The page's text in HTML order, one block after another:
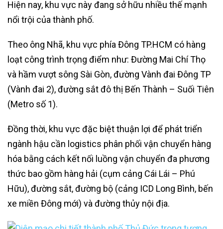
Hiện nay, khu vực này đang sở hữu nhiều thế mạnh
nổi trội của thành phố.
Theo ông Nhã, khu vực phía Đông TP.HCM có hàng
loạt công trình trọng điểm như: Đường Mai Chí Thọ
và hầm vượt sông Sài Gòn, đường Vành đai Đông TP
(Vành đai 2), đường sắt đô thị Bến Thành – Suối Tiên
(Metro số 1).
Đồng thời, khu vực đặc biệt thuận lợi để phát triển
ngành hậu cần logistics phân phối vận chuyển hàng
hóa bằng cách kết nối luồng vận chuyển đa phương
thức bao gồm hàng hải (cụm cảng Cái Lái – Phú
Hữu), đường sắt, đường bộ (cảng ICD Long Bình, bến
xe miền Đông mới) và đường thủy nội địa.